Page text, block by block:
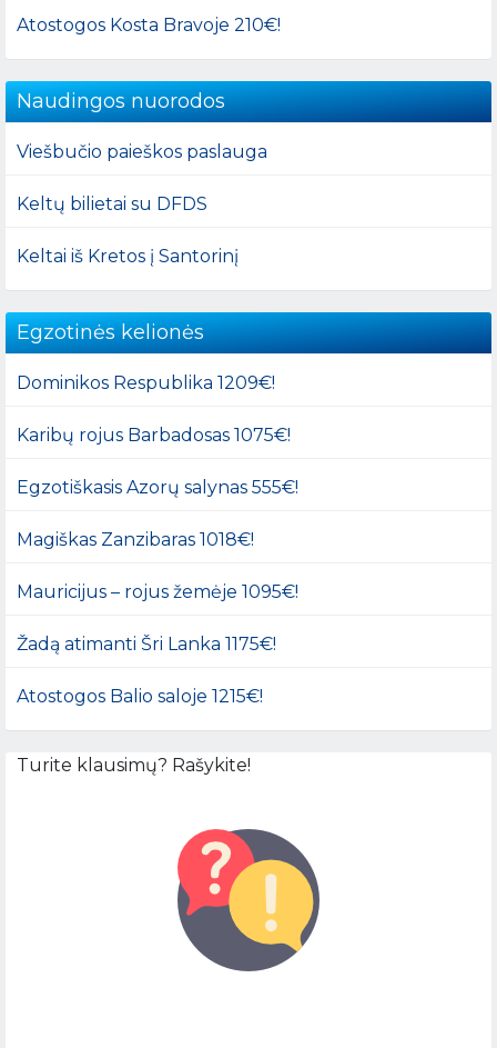
Atostogos Kosta Bravoje 210€!
Naudingos nuorodos
Viešbučio paieškos paslauga
Keltų bilietai su DFDS
Keltai iš Kretos į Santorinį
Egzotinės kelionės
Dominikos Respublika 1209€!
Karibų rojus Barbadosas 1075€!
Egzotiškasis Azorų salynas 555€!
Magiškas Zanzibaras 1018€!
Mauricijus – rojus žemėje 1095€!
Žadą atimanti Šri Lanka 1175€!
Atostogos Balio saloje 1215€!
Turite klausimų? Rašykite!